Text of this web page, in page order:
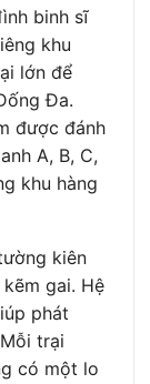
binh sĩ
khu
lớn để
Đa.
được đánh
A, B, C,
khu hàng
kiên
gai. Hệ
phát
trại
có một lo